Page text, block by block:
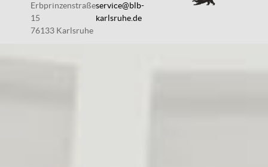
Erbprinzenstraße
15
76133 Karlsruhe
service@blb-
karlsruhe.de